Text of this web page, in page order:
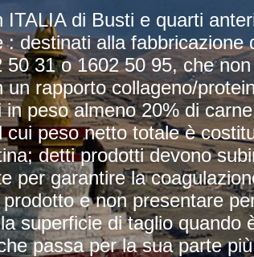
di Busti e quarti
destinati alla fabbricazione
31 o 1602 50 95, che non
rapporto collageno/
peso almeno 20% di
peso netto totale è
detti prodotti devono
per garantire la
e non presentare
superficie di taglio quando
passa per la sua parte